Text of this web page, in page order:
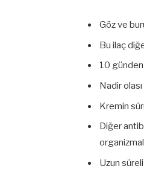
Göz ve
Bu ilaç
10 günden
Nadir
Kremin
Diğer
Uzun